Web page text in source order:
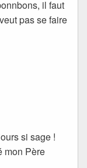
il faut
pas se faire
si sage !
mon Père